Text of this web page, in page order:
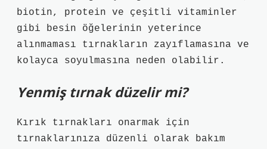
biotin, protein ve çeşitli vitaminler
gibi besin öğelerinin yeterince
alınmaması tırnakların zayıflamasına ve
kolayca soyulmasına neden olabilir.
Yenmiş tırnak düzelir mi?
Kırık tırnakları onarmak için
tırnaklarınıza düzenli olarak bakım